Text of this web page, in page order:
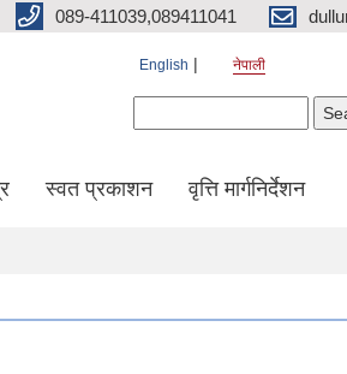
089-411039,089411041
English नेपाली
स्वत प्रकाशन वृत्ति मार्गनिर्देशन